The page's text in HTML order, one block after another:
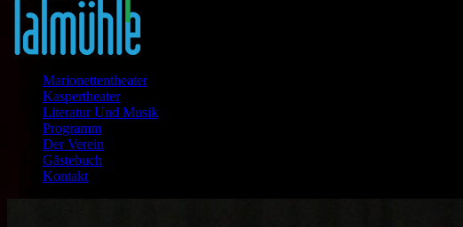
Marionettentheater
Kaspertheater
Literatur Und Musik
Programm
Der Verein
Gästebuch
Kontakt